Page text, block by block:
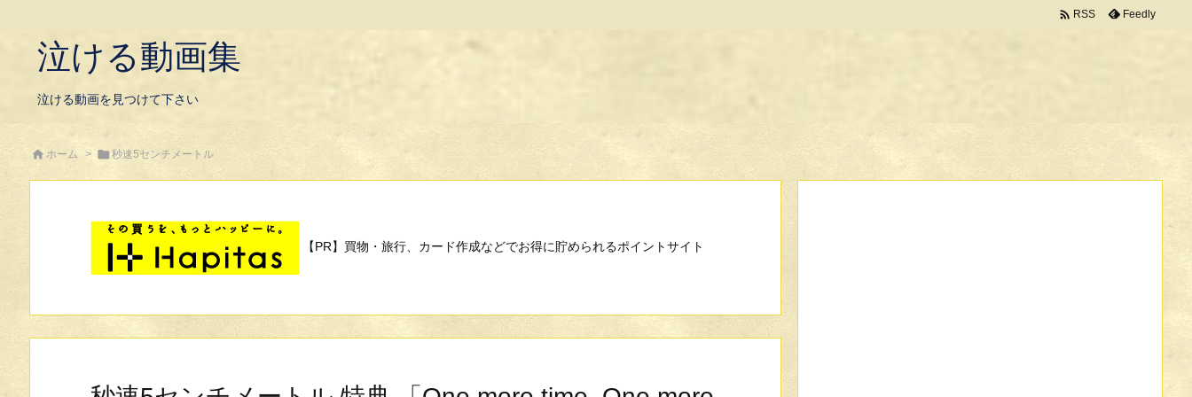
 RSS Feedly
泣ける動画集
泣ける動画を見つけて下さい
 ホーム >  秒速5センチメートル
【PR】買物・旅行、カード作成などでお得に貯められるポイントサイト